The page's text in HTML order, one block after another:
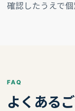
確認したうえで個
FAQ
よくある